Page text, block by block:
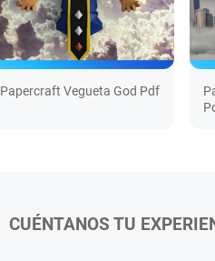
Papercraft Vegueta God Pdf
CUÉNTANOS TU